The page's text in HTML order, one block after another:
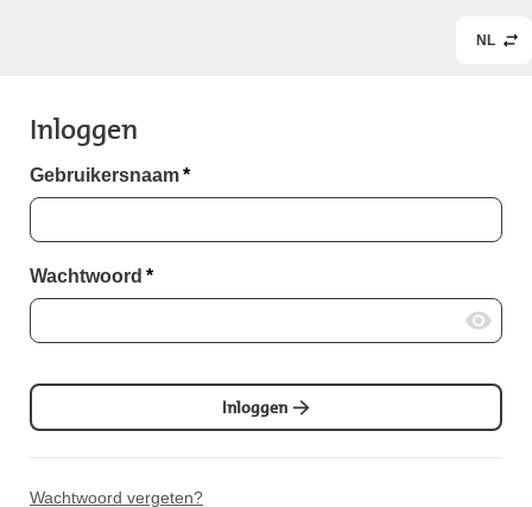
NL
Inloggen
Gebruikersnaam*
Wachtwoord *
Inloggen
Wachtwoord vergeten?